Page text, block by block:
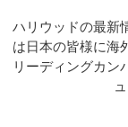
ハリウッドの最新
は日本の皆様に海
リーディングカン